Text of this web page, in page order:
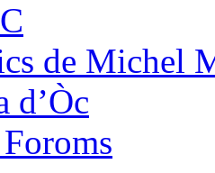
de Michel
d’Òc